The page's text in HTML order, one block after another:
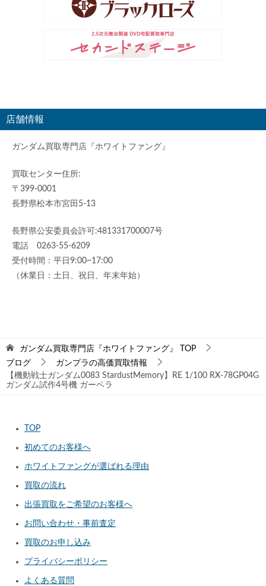
店舗情報
ガンダム買取専門店『ホワイトファング』
買取センター住所:
〒399-0001
長野県松本市宮田5-13
長野県公安委員会許可:481331700007号
電話 0263-55-6209
受付時間：平日9:00~17:00
（休業日：土日、祝日、年末年始）
ガンダム買取専門店『ホワイトファング』
TOP
ブログ
ガンプラの高価買取情報
【機動戦士ガンダム0083 StardustMemory】RE 1/100 RX-78GP04G
ガンダム試作4号機 ガーベラ
TOP
初めてのお客様へ
ホワイトファングが選ばれる理由
買取の流れ
出張買取をご希望のお客様へ
お問い合わせ・事前査定
買取のお申し込み
プライバシーポリシー
よくある質問